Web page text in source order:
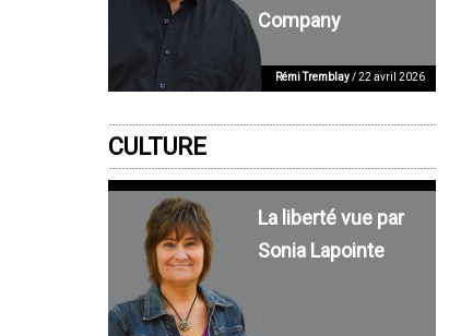
Company
Rémi Tremblay/ 22 avril 2026
CULTURE
La liberté vue par
Sonia Lapointe